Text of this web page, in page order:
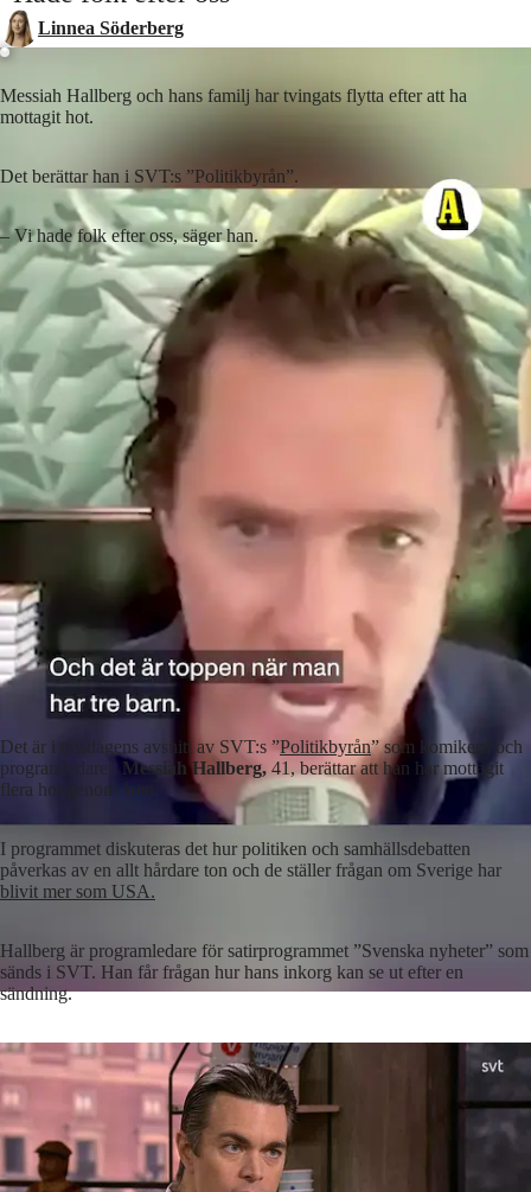
Linnea Söderberg
Messiah Hallberg och hans familj har tvingats flytta efter att ha
mottagit hot.
Det berättar han i SVT:s ”Politikbyrån”.
– Vi hade folk efter oss, säger han.
Det är i onsdagens avsnitt av SVT:s ”Politikbyrån” som komikern och
programledaren Messiah Hallberg, 41, berättar att han har mottagit
flera hot genom åren.
I programmet diskuteras det hur politiken och samhällsdebatten
påverkas av en allt hårdare ton och de ställer frågan om Sverige har
blivit mer som USA.
Hallberg är programledare för satirprogrammet ”Svenska nyheter” som
sänds i SVT. Han får frågan hur hans inkorg kan se ut efter en
sändning.